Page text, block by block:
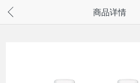
请通过微信或支付宝搜“奇兔客小程序”访问
商品详情